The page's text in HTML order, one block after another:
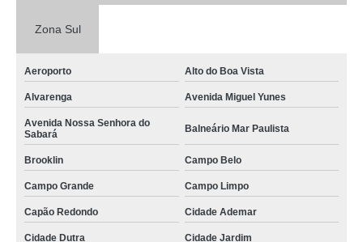
Zona Sul
Aeroporto Alto do Boa Vista
Alvarenga Avenida Miguel Yunes
Avenida Nossa Senhora do
Sabará
Balneário Mar Paulista
Brooklin Campo Belo
Campo Grande Campo Limpo
Capão Redondo Cidade Ademar
Cidade Dutra Cidade Jardim